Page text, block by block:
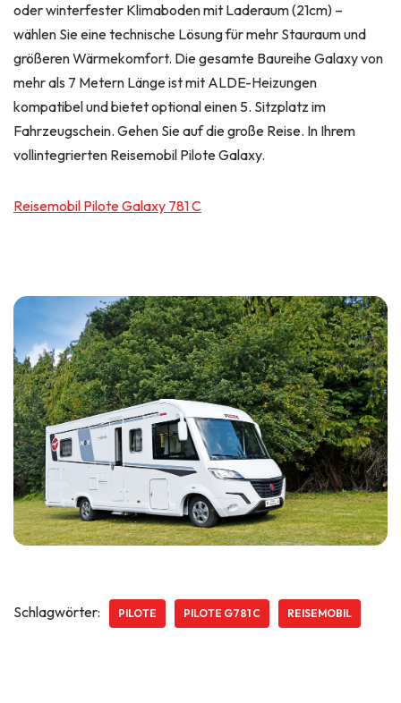
oder winterfester Klimaboden mit Laderaum (21cm) –
wählen Sie eine technische Lösung für mehr Stauraum und
größeren Wärmekomfort. Die gesamte Baureihe Galaxy von
mehr als 7 Metern Länge ist mit ALDE-Heizungen
kompatibel und bietet optional einen 5. Sitzplatz im
Fahrzeugschein. Gehen Sie auf die große Reise. In Ihrem
vollintegrierten Reisemobil Pilote Galaxy.
Reisemobil Pilote Galaxy 781 C
Schlagwörter: PILOTE PILOTE G781 C REISEMOBIL